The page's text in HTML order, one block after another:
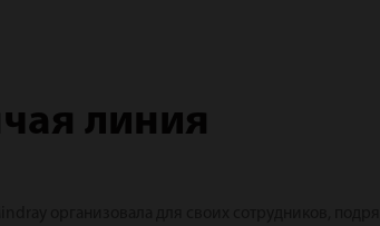
линия